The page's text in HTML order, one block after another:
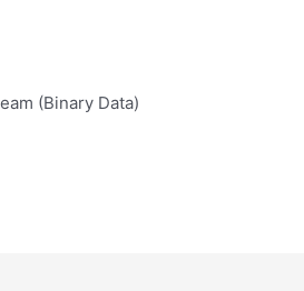
(Binary Data)